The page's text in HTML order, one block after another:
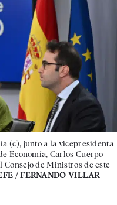
(c), junto a la vicepresidenta
Economía, Carlos Cuerpo
de Ministros de este
/ FERNANDO VILLAR